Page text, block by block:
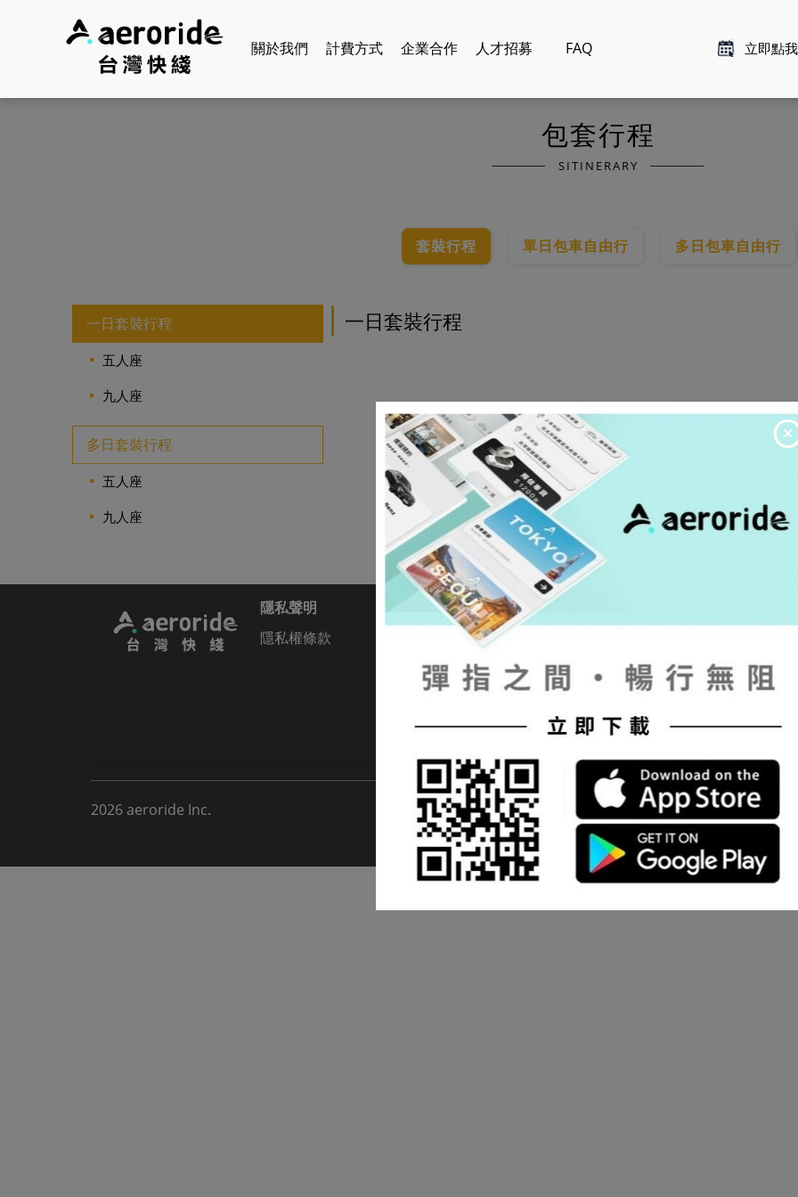
立即點
關於我們 計費方式 企業合作 人才招募 FAQ
包套行程
SITINERARY
套裝行程 單日包車自由行 多日包車自由行
一日套裝行程
五人座
九人座
多日套裝行程
五人座
九人座
一日套裝行程
隱私聲明
隱私權條款
聯絡方式
台灣台北市信義區光復南路495號4樓
support@aeroride.city
https://www.vipcartw.com/
2026 aeroride Inc.